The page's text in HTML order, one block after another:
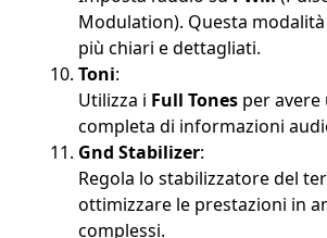
Modulation). Questa
più chiari e dettagliati.
Toni:
Utilizza i Full Tones per avere
completa di informazioni
Gnd Stabilizer:
Regola lo stabilizzatore del
ottimizzare le prestazioni in
complessi.